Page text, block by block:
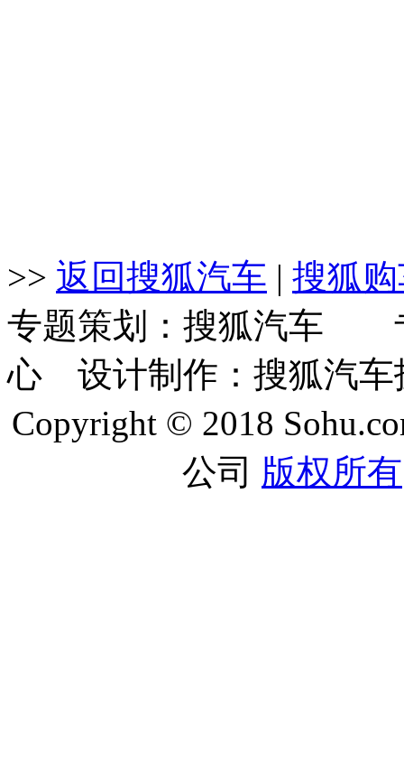
>> 返回搜狐汽车 | 搜狐
专题策划：搜狐汽车
心 设计制作：搜狐汽车
Copyright © 2018
公司 版权所有